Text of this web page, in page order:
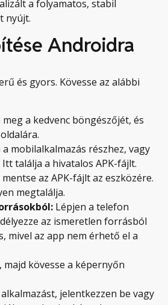
a folyamatos, stabil
nyújt.
Androidra
és gyors. Kövesse az alábbi
meg a kedvenc böngészőjét, és
mobilalkalmazás részhez, vagy
találja a hivatalos APK-fájlt.
az APK-fájlt az eszközére.
megtalálja.
Lépjen a telefon
az ismeretlen forrásból
mivel az app nem érhető el a
kövesse a képernyőn
jelentkezzen be vagy